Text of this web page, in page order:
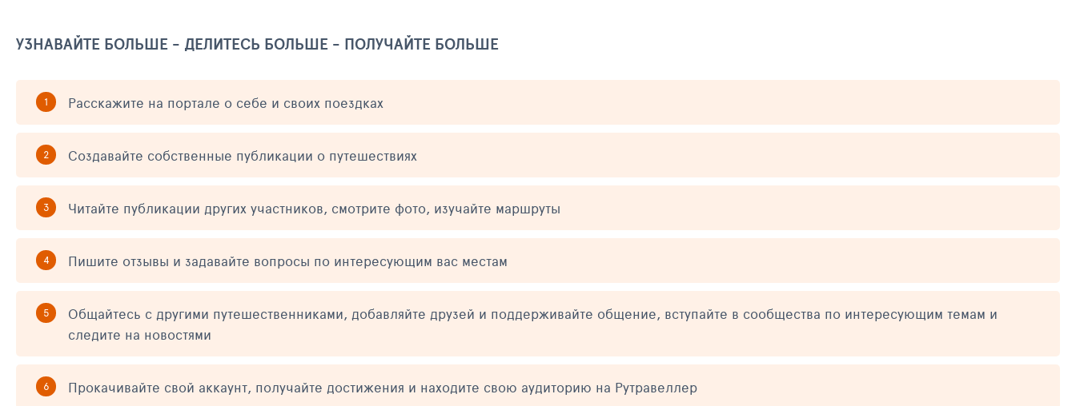
УЗНАВАЙТЕ БОЛЬШЕ - ДЕЛИТЕСЬ БОЛЬШЕ - ПОЛУЧАЙТЕ БОЛЬШЕ
Расскажите на портале о себе и своих поездках
Создавайте собственные публикации о путешествиях
Читайте публикации других участников, смотрите фото, изучайте маршруты
Пишите отзывы и задавайте вопросы по интересующим вас местам
Общайтесь с другими путешественниками, добавляйте друзей и поддерживайте общение, вступайте в сообщества по интересующим темам и
следите на новостями
Прокачивайте свой аккаунт, получайте достижения и находите свою аудиторию на Рутравеллер